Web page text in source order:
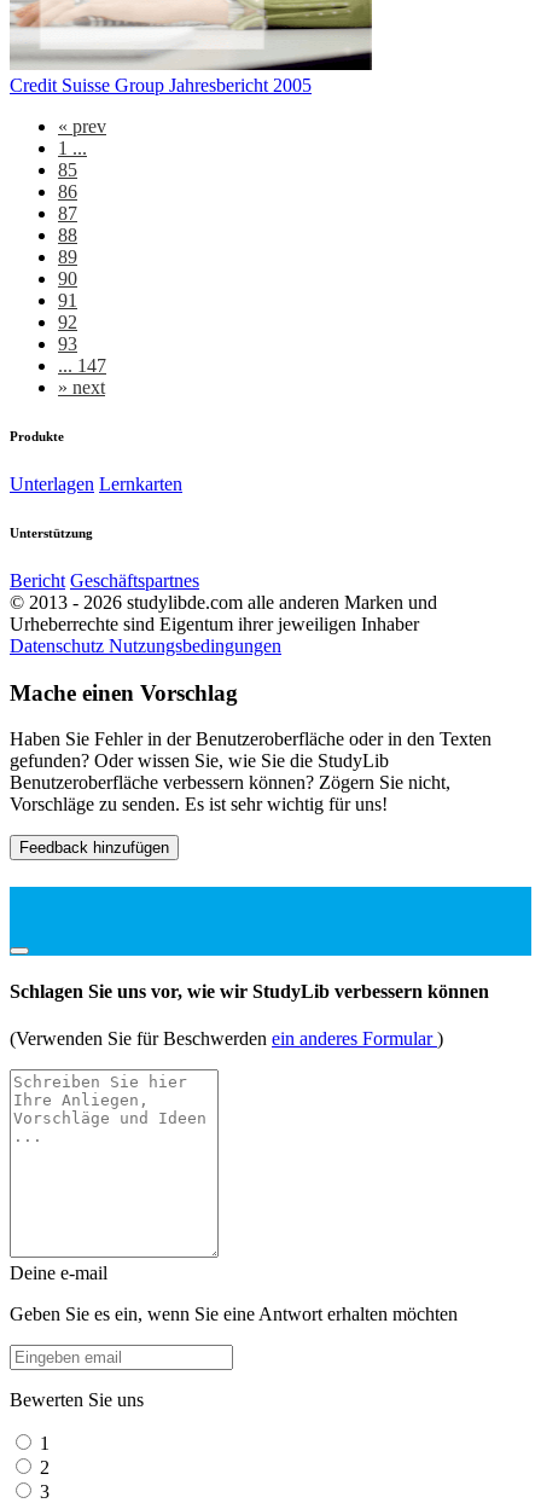
Credit Suisse Group Jahresbericht 2005
« prev
1 ...
85
86
87
88
89
90
91
92
93
... 147
» next
Produkte
Unterlagen Lernkarten
Unterstützung
Bericht Geschäftspartnes
© 2013 - 2026 studylibde.com alle anderen Marken und
Urheberrechte sind Eigentum ihrer jeweiligen Inhaber
Datenschutz Nutzungsbedingungen
Mache einen Vorschlag
Haben Sie Fehler in der Benutzeroberfläche oder in den Texten
gefunden? Oder wissen Sie, wie Sie die StudyLib
Benutzeroberfläche verbessern können? Zögern Sie nicht,
Vorschläge zu senden. Es ist sehr wichtig für uns!
Feedback hinzufügen
Schlagen Sie uns vor, wie wir StudyLib verbessern können
(Verwenden Sie für Beschwerden ein anderes Formular)
Deine e-mail
Geben Sie es ein, wenn Sie eine Antwort erhalten möchten
Bewerten Sie uns
1
2
3